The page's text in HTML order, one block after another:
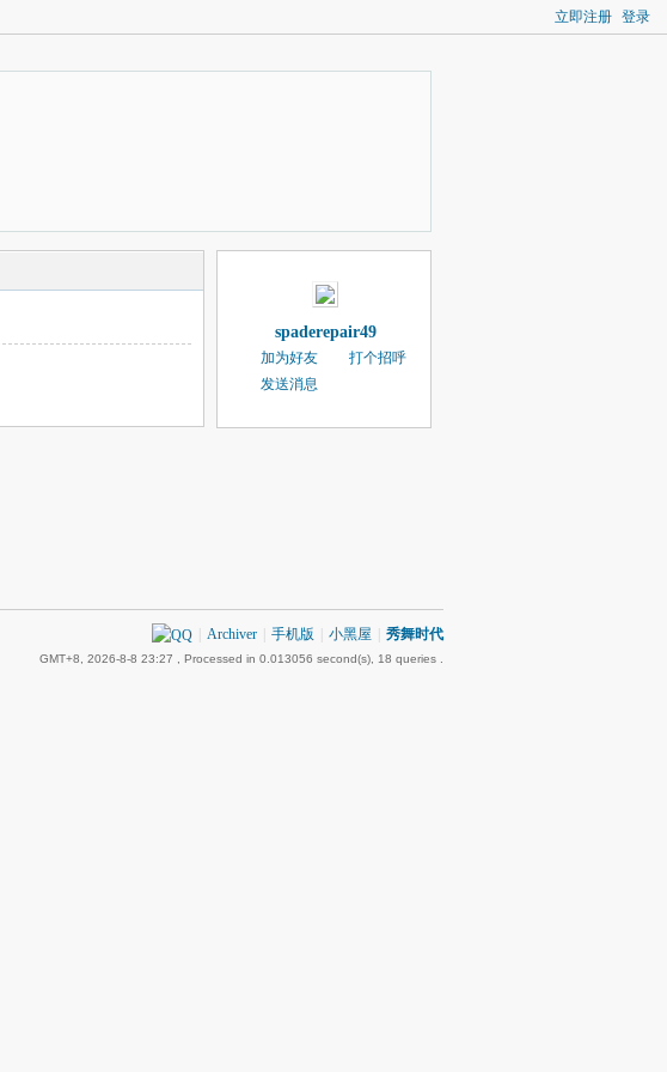
立即注册 登录
spaderepair49
加为好友
打个招呼
发送消息
Archiver 手机版 小黑屋 秀舞时代
GMT+8, 2026-8-8 23:27 , Processed in 0.013056 second(s), 18 queries .